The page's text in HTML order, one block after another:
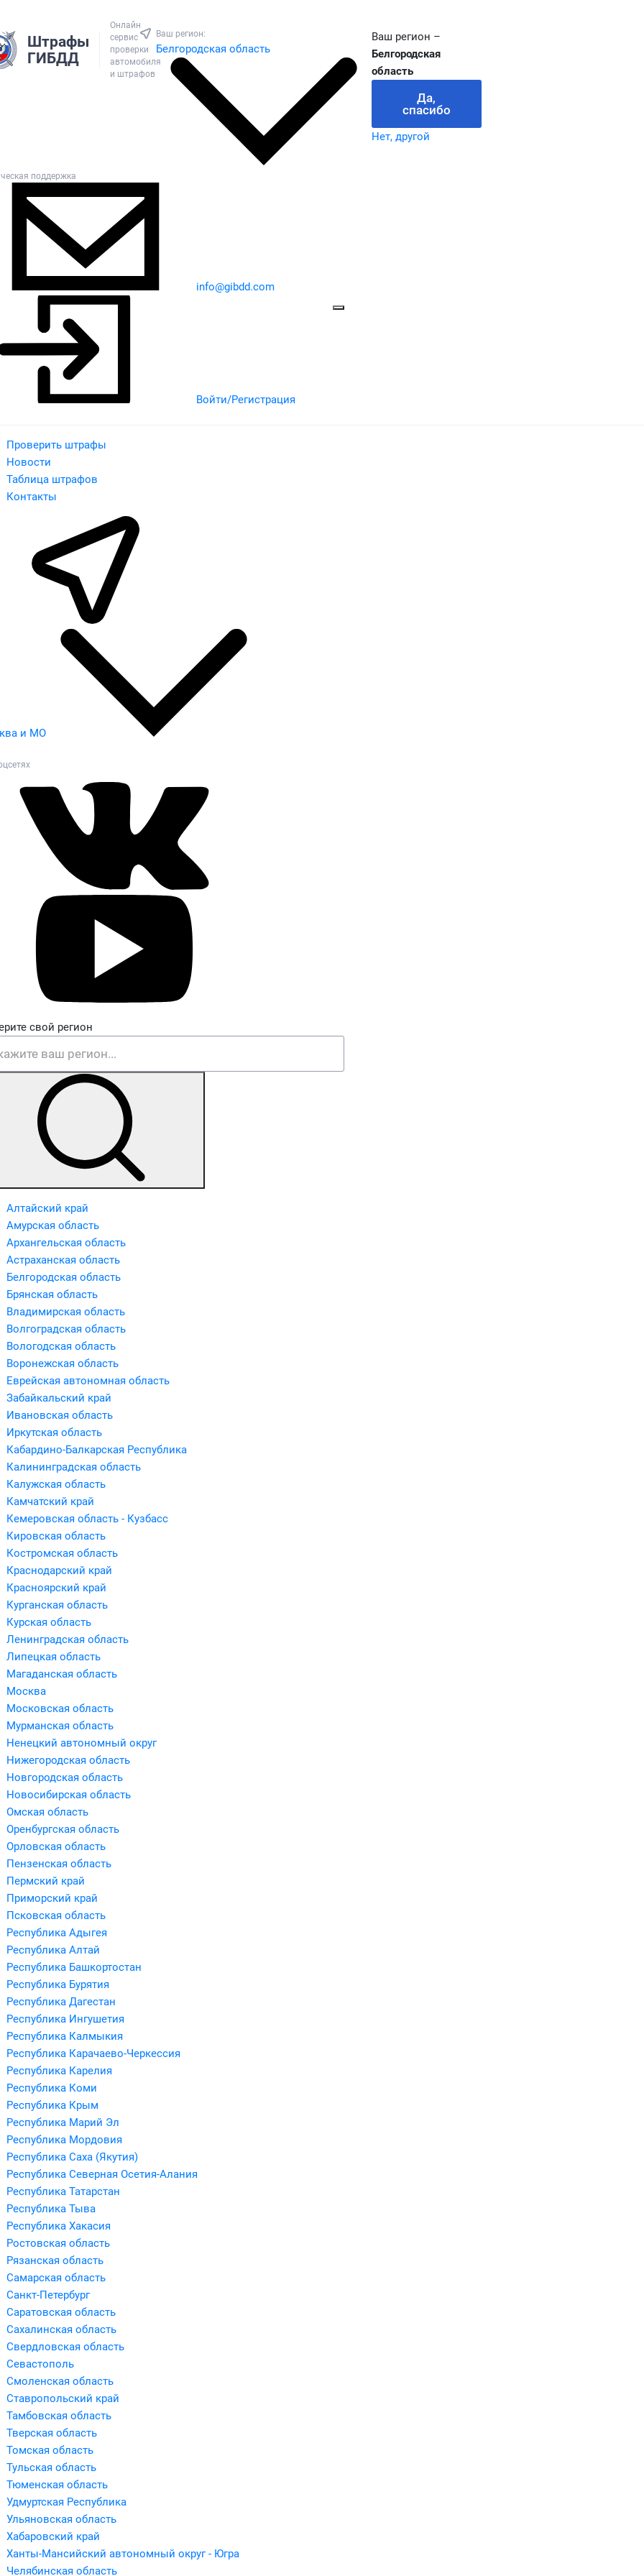
Штрафы
ГИБДД
Онлайн
сервис
проверки
автомобиля
и штрафов
Ваш регион:
Белгородская область
Ваш регион –
Белгородская
область
Да,
спасибо
Нет, другой
поддержка
info@gibdd.com
Войти/Регистрация
Проверить штрафы
Новости
Таблица штрафов
Контакты
и МО
свой регион
Алтайский край
Амурская область
Архангельская область
Астраханская область
Белгородская область
Брянская область
Владимирская область
Волгоградская область
Вологодская область
Воронежская область
Еврейская автономная область
Забайкальский край
Ивановская область
Иркутская область
Кабардино-Балкарская Республика
Калининградская область
Калужская область
Камчатский край
Кемеровская область - Кузбасс
Кировская область
Костромская область
Краснодарский край
Красноярский край
Курганская область
Курская область
Ленинградская область
Липецкая область
Магаданская область
Москва
Московская область
Мурманская область
Ненецкий автономный округ
Нижегородская область
Новгородская область
Новосибирская область
Омская область
Оренбургская область
Орловская область
Пензенская область
Пермский край
Приморский край
Псковская область
Республика Адыгея
Республика Алтай
Республика Башкортостан
Республика Бурятия
Республика Дагестан
Республика Ингушетия
Республика Калмыкия
Республика Карачаево-Черкессия
Республика Карелия
Республика Коми
Республика Крым
Республика Марий Эл
Республика Мордовия
Республика Саха (Якутия)
Республика Северная Осетия-Алания
Республика Татарстан
Республика Тыва
Республика Хакасия
Ростовская область
Рязанская область
Самарская область
Санкт-Петербург
Саратовская область
Сахалинская область
Свердловская область
Севастополь
Смоленская область
Ставропольский край
Тамбовская область
Тверская область
Томская область
Тульская область
Тюменская область
Удмуртская Республика
Ульяновская область
Хабаровский край
Ханты-Мансийский автономный округ - Югра
Челябинская область